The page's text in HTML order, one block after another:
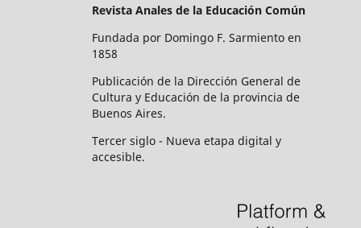
Revista Anales de la Educación Común
Fundada por Domingo F. Sarmiento en
1858
Publicación de la Dirección General de
Cultura y Educación de la provincia de
Buenos Aires.
Tercer siglo - Nueva etapa digital y
accesible.